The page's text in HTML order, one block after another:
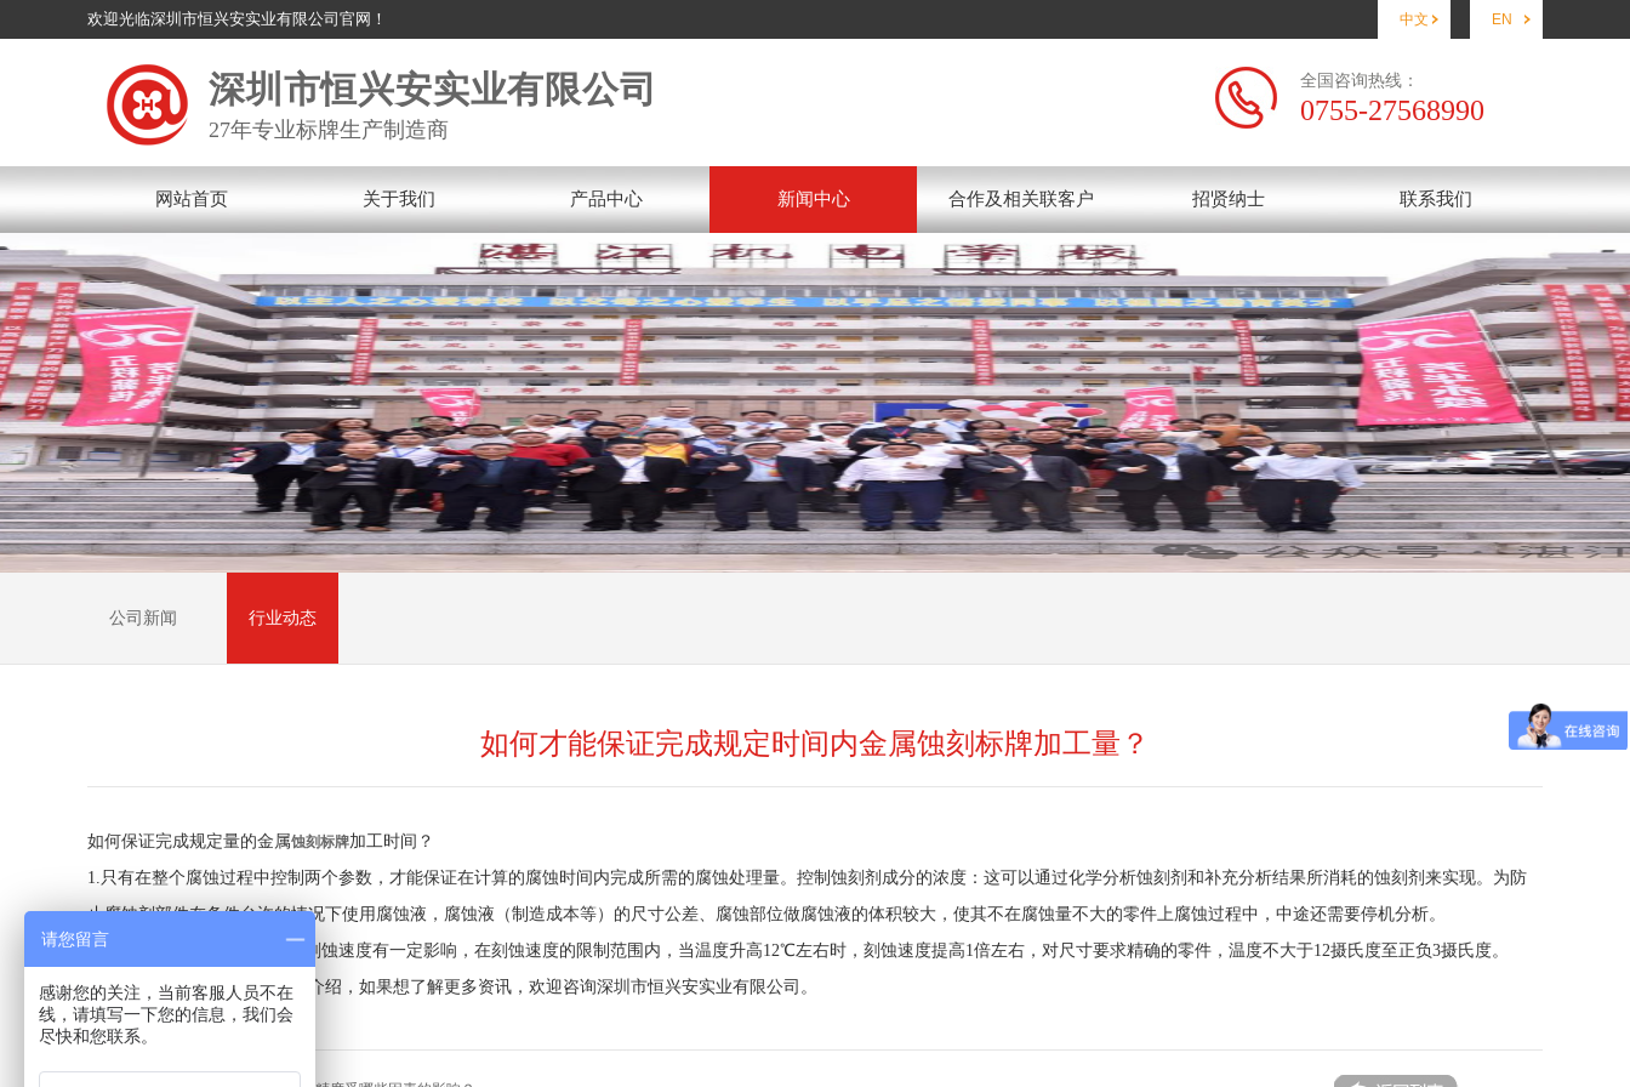
欢迎光临深圳市恒兴安实业有限公司官网！ EN
中文
深圳市恒兴安实业有限公司
27年专业标牌生产制造商
全国咨询热线：
0755-27568990
网站首页 关于我们 产品中心 新闻中心 合作及相关联客户 招贤纳士 联系我们
公司新闻 行业动态
如何才能保证完成规定时间内金属蚀刻标牌加工量？
如何保证完成规定量的金属蚀刻标牌加工时间？
1.只有在整个腐蚀过程中控制两个参数，才能保证在计算的腐蚀时间内完成所需的腐蚀处理量。控制蚀刻剂成分的浓度：这可以通过化学分析蚀刻剂和补充分析结果所消耗的蚀刻剂来实现。为防
止腐蚀剂部件在条件允许的情况下使用腐蚀液，腐蚀液（制造成本等）的尺寸公差、腐蚀部位做腐蚀液的体积较大，使其不在腐蚀量不大的零件上腐蚀过程中，中途还需要停机分析。
2.腐蚀液温度的控制：温度对刻蚀速度有一定影响，在刻蚀速度的限制范围内，当温度升高12℃左右时，刻蚀速度提高1倍左右，对尺寸要求精确的零件，温度不大于12摄氏度至正负3摄氏度。
以上便是金属蚀刻标牌的相关介绍，如果想了解更多资讯，欢迎咨询深圳市恒兴安实业有限公司。
请您留言
感谢您的关注，当前客服人员不在
线，请填写一下您的信息，我们会
尽快和您联系。